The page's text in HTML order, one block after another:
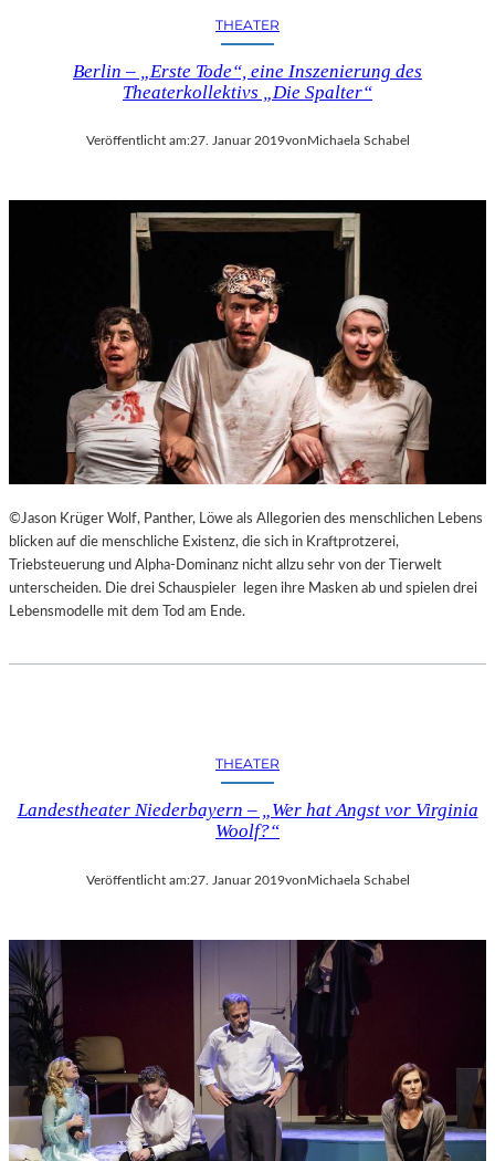
THEATER
Berlin – „Erste Tode“, eine Inszenierung des
Theaterkollektivs „Die Spalter“
Veröffentlicht am:27. Januar 2019vonMichaela Schabel
©Jason Krüger Wolf, Panther, Löwe als Allegorien des menschlichen Lebens
blicken auf die menschliche Existenz, die sich in Kraftprotzerei,
Triebsteuerung und Alpha-Dominanz nicht allzu sehr von der Tierwelt
unterscheiden. Die drei Schauspieler legen ihre Masken ab und spielen drei
Lebensmodelle mit dem Tod am Ende.
THEATER
Landestheater Niederbayern – „Wer hat Angst vor Virginia
Woolf?“
Veröffentlicht am:27. Januar 2019vonMichaela Schabel